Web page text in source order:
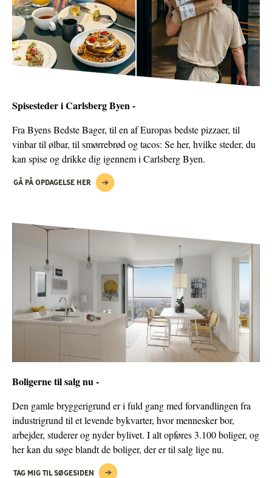
Spisesteder i Carlsberg Byen -
Fra Byens Bedste Bager, til en af Europas bedste pizzaer, til
vinbar til ølbar, til smørrebrød og tacos: Se her, hvilke steder, du
kan spise og drikke dig igennem i Carlsberg Byen.
GÅ PÅ OPDAGELSE HER
Boligerne til salg nu -
Den gamle bryggerigrund er i fuld gang med forvandlingen fra
industrigrund til et levende bykvarter, hvor mennesker bor,
arbejder, studerer og nyder bylivet. I alt opføres 3.100 boliger, og
her kan du søge blandt de boliger, der er til salg lige nu.
TAG MIG TIL SØGESIDEN